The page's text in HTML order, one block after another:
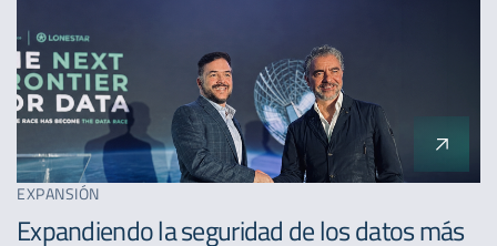
EXPANSIÓN
Expandiendo la seguridad de los datos más